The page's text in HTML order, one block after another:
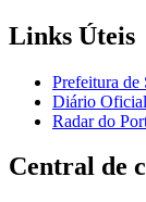
Links Úteis
Prefeitura de
Diário
Radar do
Central de